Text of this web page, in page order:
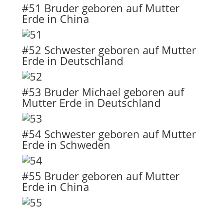
#51 Bruder geboren auf Mutter
Erde in China
#52 Schwester geboren auf Mutter
Erde in Deutschland
#53 Bruder Michael geboren auf
Mutter Erde in Deutschland
#54 Schwester geboren auf Mutter
Erde in Schweden
#55 Bruder geboren auf Mutter
Erde in China